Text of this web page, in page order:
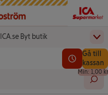
ICA.se
(öppnas i ett nytt fönster)
Byt butik
(öppnas i ett nytt fönster)
Sök
Se lediga
Gå till
kassan
Totalt
0,00 kr
Min: 1,00 kr